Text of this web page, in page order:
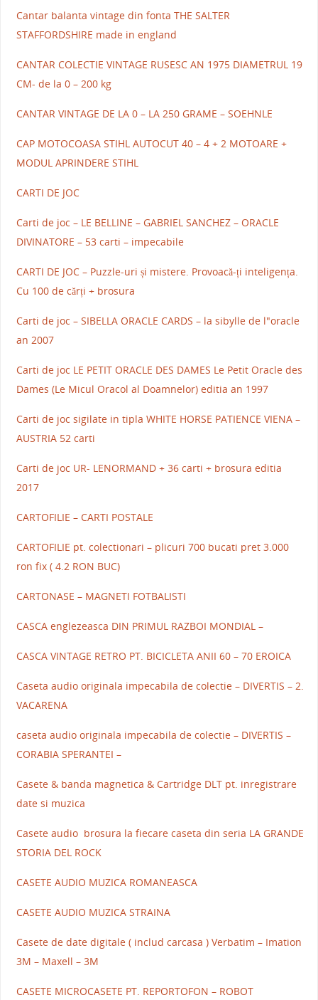
Cantar balanta vintage din fonta THE SALTER
STAFFORDSHIRE made in england
CANTAR COLECTIE VINTAGE RUSESC AN 1975 DIAMETRUL 19
CM- de la 0 – 200 kg
CANTAR VINTAGE DE LA 0 – LA 250 GRAME – SOEHNLE
CAP MOTOCOASA STIHL AUTOCUT 40 – 4 + 2 MOTOARE +
MODUL APRINDERE STIHL
CARTI DE JOC
Carti de joc – LE BELLINE – GABRIEL SANCHEZ – ORACLE
DIVINATORE – 53 carti – impecabile
CARTI DE JOC – Puzzle-uri și mistere. Provoacă-ți inteligența.
Cu 100 de cărți + brosura
Carti de joc – SIBELLA ORACLE CARDS – la sibylle de l"oracle
an 2007
Carti de joc LE PETIT ORACLE DES DAMES Le Petit Oracle des
Dames (Le Micul Oracol al Doamnelor) editia an 1997
Carti de joc sigilate in tipla WHITE HORSE PATIENCE VIENA –
AUSTRIA 52 carti
Carti de joc UR- LENORMAND + 36 carti + brosura editia
2017
CARTOFILIE – CARTI POSTALE
CARTOFILIE pt. colectionari – plicuri 700 bucati pret 3.000
ron fix ( 4.2 RON BUC)
CARTONASE – MAGNETI FOTBALISTI
CASCA englezeasca DIN PRIMUL RAZBOI MONDIAL –
CASCA VINTAGE RETRO PT. BICICLETA ANII 60 – 70 EROICA
Caseta audio originala impecabila de colectie – DIVERTIS – 2.
VACARENA
caseta audio originala impecabila de colectie – DIVERTIS –
CORABIA SPERANTEI –
Casete & banda magnetica & Cartridge DLT pt. inregistrare
date si muzica
Casete audio brosura la fiecare caseta din seria LA GRANDE
STORIA DEL ROCK
CASETE AUDIO MUZICA ROMANEASCA
CASETE AUDIO MUZICA STRAINA
Casete de date digitale ( includ carcasa ) Verbatim – Imation
3M – Maxell – 3M
CASETE MICROCASETE PT. REPORTOFON – ROBOT